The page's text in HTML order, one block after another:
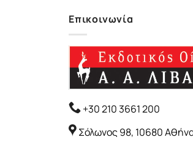
Επικοινωνία
+30 210 3661 200
Σόλωνος 98, 10680